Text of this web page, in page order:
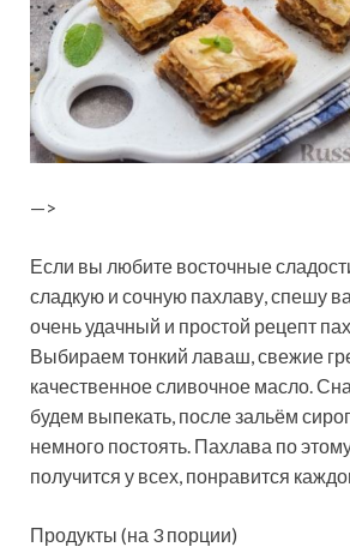
—>
Если вы любите восточные
сладкую и сочную пахлаву, спешу
очень удачный и простой рецепт
Выбираем тонкий лаваш, свежие
качественное сливочное масло.
будем выпекать, после зальём
немного постоять. Пахлава по
получится у всех, понравится
Продукты (на 3 порции)